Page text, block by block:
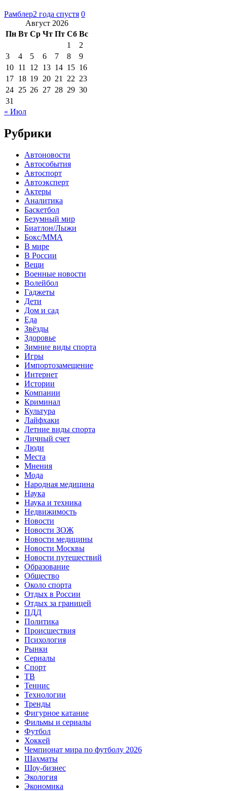
Рамблер2 года спустя 0
Август 2026
Пн Вт Ср Чт Пт Сб Вс
1
2
3
4 5 6 7 8
9
10 11 12 13 14 15 16
17 18 19 20 21 22 23
24 25 26 27 28 29 30
31
« Июл
Рубрики
Автоновости
Автособытия
Автоспорт
Автоэксперт
Актеры
Аналитика
Баскетбол
Безумный мир
Биатлон/Лыжи
Бокс/MMA
В мире
В России
Вещи
Военные новости
Волейбол
Гаджеты
Дети
Дом и сад
Еда
Звёзды
Здоровье
Зимние виды спорта
Игры
Импортозамещение
Интернет
Истории
Компании
Криминал
Культура
Лайфхаки
Летние виды спорта
Личный счет
Люди
Места
Мнения
Мода
Народная медицина
Наука
Наука и техника
Недвижимость
Новости
Новости ЗОЖ
Новости медицины
Новости Москвы
Новости путешествий
Образование
Общество
Около спорта
Отдых в России
Отдых за границей
ПДД
Политика
Происшествия
Психология
Рынки
Сериалы
Спорт
ТВ
Теннис
Технологии
Тренды
Фигурное катание
Фильмы и сериалы
Футбол
Хоккей
Чемпионат мира по футболу 2026
Шахматы
Шоу-бизнес
Экология
Экономика